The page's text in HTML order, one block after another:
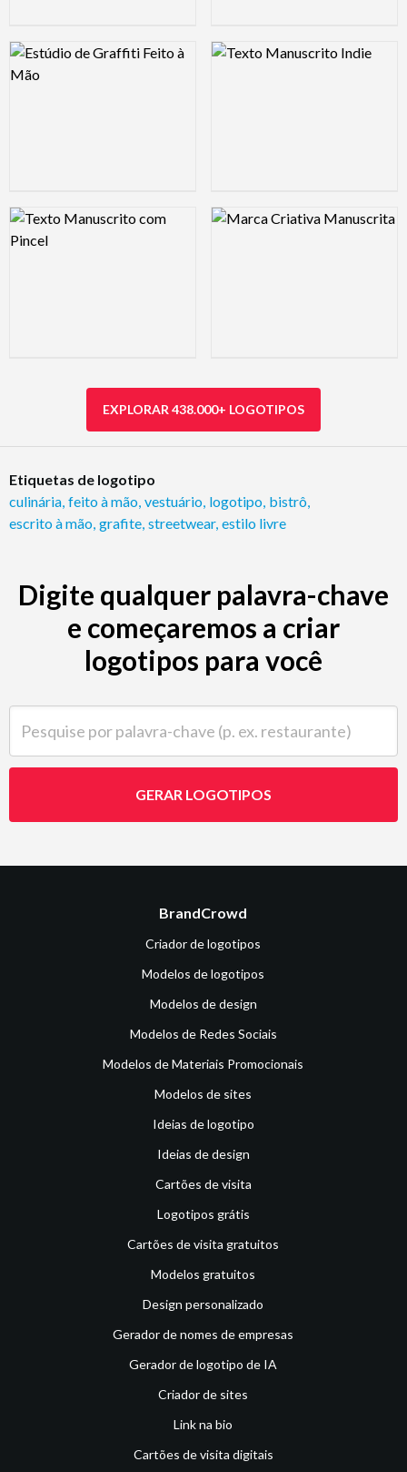
Logo Preview Image Logo Preview Image
Logo Preview Image Logo Preview Image
EXPLORAR 438.000+ LOGOTIPOS
Etiquetas de logotipo
culinária feito à mão vestuário logotipo bistrô
escrito à mão grafite streetwear, estilo livre
Digite qualquer palavra-chave
e começaremos a criar
logotipos para você
GERAR LOGOTIPOS
BrandCrowd
Criador de logotipos
Modelos de logotipos
Modelos de design
Modelos de Redes Sociais
Modelos de Materiais Promocionais
Modelos de sites
Ideias de logotipo
Ideias de design
Cartões de visita
Logotipos grátis
Cartões de visita gratuitos
Modelos gratuitos
Design personalizado
Gerador de nomes de empresas
Gerador de logotipo de IA
Criador de sites
Link na bio
Cartões de visita digitais